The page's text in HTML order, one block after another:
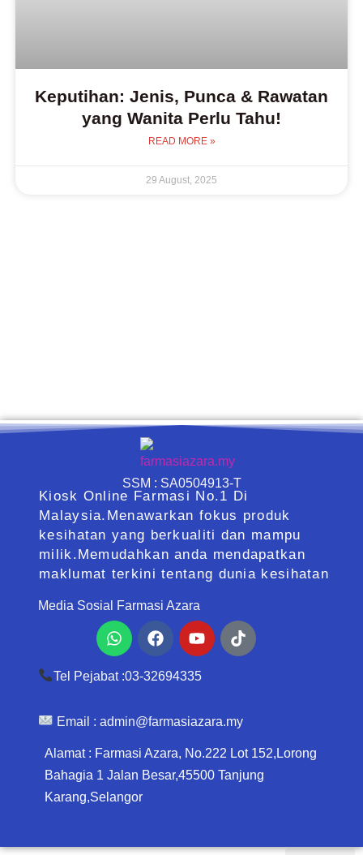
Keputihan: Jenis, Punca & Rawatan
yang Wanita Perlu Tahu!
READ MORE »
29 August, 2025
SSM : SA0504913-T
Kiosk Online Farmasi No.1 Di
Malaysia.Menawarkan fokus produk
kesihatan yang berkualiti dan mampu
milik.Memudahkan anda mendapatkan
maklumat terkini tentang dunia kesihatan
Media Sosial Farmasi Azara
WhatsappFacebookYoutubeTiktok
Tel Pejabat :03-32694335
Email : admin@farmasiazara.my
Alamat : Farmasi Azara, No.222 Lot 152,Lorong
Bahagia 1 Jalan Besar,45500 Tanjung
Karang,Selangor